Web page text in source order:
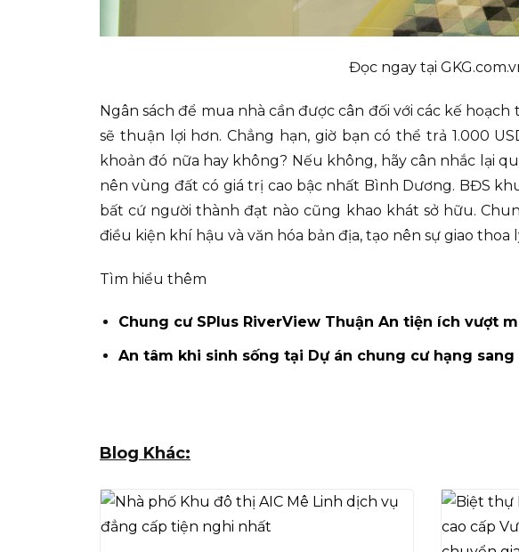
Đọc ngay tại
Ngân sách để mua nhà cần được cân đối với các kế
sẽ thuận lợi hơn. Chẳng hạn, giờ bạn có thể trả 1.000
khoản đó nữa hay không? Nếu không, hãy cân nhắc lại
nên vùng đất có giá trị cao bậc nhất Bình Dương. BĐS
bất cứ người thành đạt nào cũng khao khát sở hữu.
điều kiện khí hậu và văn hóa bản địa, tạo nên sự giao
Tìm hiểu thêm
Chung cư SPlus RiverView Thuận An tiện ích vượt
An tâm khi sinh sống tại Dự án chung cư hạng sang
Blog Khác: